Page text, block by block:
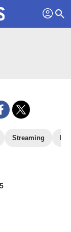
profil search
Streaming